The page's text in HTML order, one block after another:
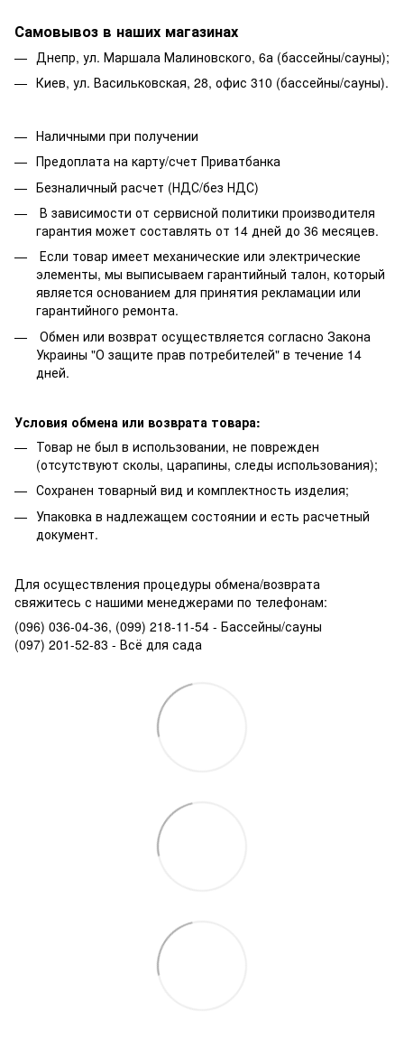
Самовывоз в наших магазинах
Днепр, ул. Маршала Малиновского, 6а (бассейны/сауны);
Киев, ул. Васильковская, 28, офис 310 (бассейны/сауны).
Наличными при получении
Предоплата на карту/счет Приватбанка
Безналичный расчет (НДС/без НДС)
В зависимости от сервисной политики производителя
гарантия может составлять от 14 дней до 36 месяцев.
Если товар имеет механические или электрические
элементы, мы выписываем гарантийный талон, который
является основанием для принятия рекламации или
гарантийного ремонта.
Обмен или возврат осуществляется согласно Закона
Украины "О защите прав потребителей" в течение 14
дней.
Условия обмена или возврата товара:
Товар не был в использовании, не поврежден
(отсутствуют сколы, царапины, следы использования);
Сохранен товарный вид и комплектность изделия;
Упаковка в надлежащем состоянии и есть расчетный
документ.
Для осуществления процедуры обмена/возврата
свяжитесь с нашими менеджерами по телефонам:
(096) 036-04-36, (099) 218-11-54 - Бассейны/сауны
(097) 201-52-83 - Всё для сада